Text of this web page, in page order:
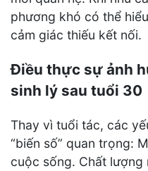
phương khó có thể
cảm giác thiếu kết nối.
Điều thực sự ảnh
sinh lý sau tuổi 30
Thay vì tuổi tác, các
“biến số” quan trọng:
cuộc sống. Chất lượng